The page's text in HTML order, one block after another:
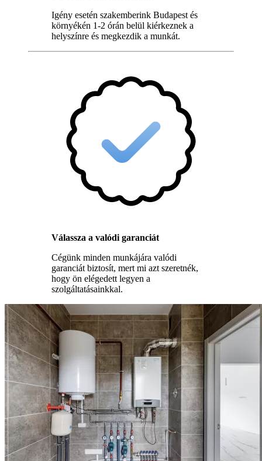
Igény esetén szakemberink Budapest és
környékén 1-2 órán belül kiérkeznek a
helyszínre és megkezdik a munkát.
Válassza a valódi garanciát
Cégünk minden munkájára valódi
garanciát biztosít, mert mi azt szeretnék,
hogy ön elégedett legyen a
szolgáltatásainkkal.